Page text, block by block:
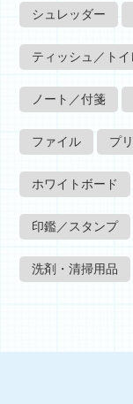
シュレッダー
ティッシュ／ト
ノート／付箋
ファイル プ
ホワイトボード
印鑑／スタンプ
洗剤・清掃用品